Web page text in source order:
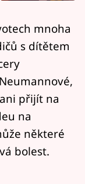
mnoha
s dítětem
přijít na
na
některé
bolest.